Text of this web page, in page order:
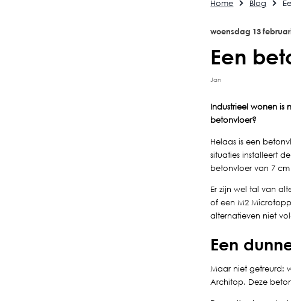
Home Blog
woensdag 13
Een
Jan
Industrieel wonen is
betonvloer?
Helaas is een
situaties installeert
betonvloer van 7
Er zijn wel tal van
of een M2
alternatieven niet
Een
Maar niet getreurd:
Architop. Deze